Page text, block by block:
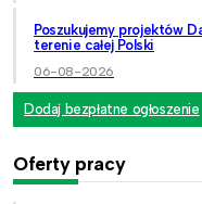
Poszukujemy projektów
terenie całej Polski
06-08-2026
Dodaj bezpłatne ogłoszenie
Oferty pracy